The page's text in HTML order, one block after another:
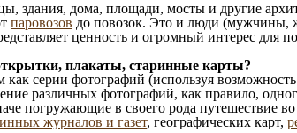
здания, дома, площади, мосты и другие
паровозов до повозок. Это и люди (мужчины,
ценность и огромный интерес для
плакаты, старинные карты?
серии фотографий (используя
различных фотографий, как правило,
погружающие в своего рода путешествие
журналов и газет, географических карт,